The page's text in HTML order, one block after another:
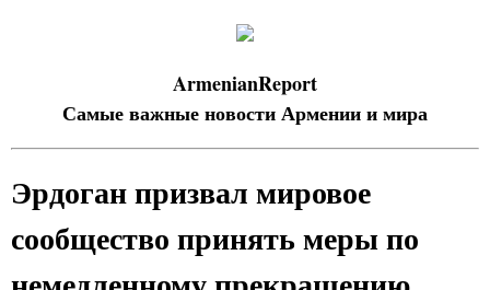
ArmenianReport
Самые важные новости Армении и мира
Эрдоган призвал мировое
сообщество принять меры по